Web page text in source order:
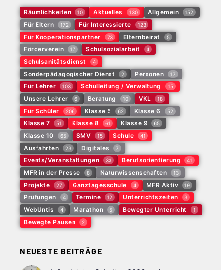
Räumlichkeiten 10 Aktuelles 130 Allgemein 152
Für Eltern 172 Für Interessierte 123
Für Kooperationspartner 73 Elternbeirat 5
Förderverein 17 Schulsozialarbeit 4
Schulsanitätsdienst 4
Sonderpädagogischer Dienst 2 Personen 17
Für Lehrer 103 Schulleitung / Verwaltung 15
Unsere Lehrer 6 Beratung 10 VKL 18
Für Schüler 206 Klasse 5 62 Klasse 6 52
Klasse 7 51 Klasse 8 61 Klasse 9 65
Klasse 10 65 SMV 15 Schule 41
Ausfahrten 23 Digitales 7
Events/Veranstaltungen 33 Berufsorientierung 41
MFR in der Presse 8 Naturwissenschaften 13
Projekte 27 Ganztagesschule 4 MFR Aktiv 19
Prüfungen 4 Termine 12 Unterrichtszeiten 3
WebUntis 4 Marathon 5 Bewegter Unterricht 1
Bewegte Pausen 2
NEUESTE BEITRÄGE